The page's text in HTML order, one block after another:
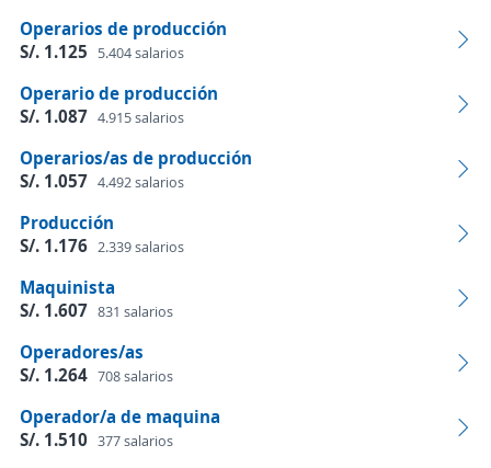
Operarios de producción
S/. 1.125
5.404 salarios
Operario de producción
S/. 1.087 4.915 salarios
Operarios/as de producción
S/. 1.057 4.492 salarios
Producción
S/. 1.176 2.339 salarios
Maquinista
S/. 1.607 831 salarios
Operadores/as
S/. 1.264 708 salarios
Operador/a de maquina
S/. 1.510 377 salarios